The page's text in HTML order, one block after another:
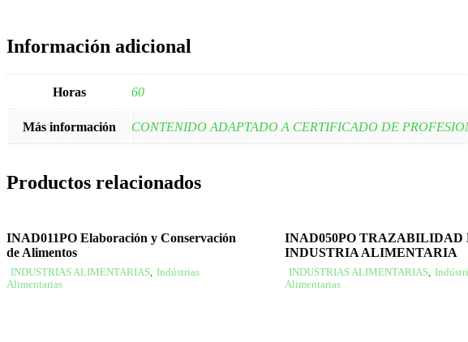
Información adicional
Horas 60
Más información CONTENIDO ADAPTADO A CERTIFICADO DE
Productos relacionados
INAD011PO Elaboración y Conservación
de Alimentos
INDUSTRIAS ALIMENTARIAS, Indústrias
Alimentarias
INAD050PO TRAZABILIDAD
INDUSTRIA ALIMENTARIA
INDUSTRIAS ALIMENTARIAS,
Alimentarias